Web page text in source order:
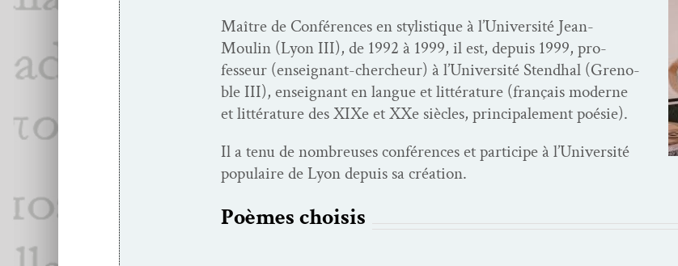
Maître de Con­férences en styl­is­tique à l’U­ni­ver­sité Jean-
Moulin (Lyon III), de 1992 à 1999, il est, depuis 1999, pro­
fesseur (enseignant-chercheur) à l’U­ni­ver­sité Stend­hal (Greno­
ble III), enseignant en langue et lit­téra­ture (français mod­erne
et lit­téra­ture des XIXe et XXe siè­cles, prin­ci­pale­ment poésie).
Il a tenu de nom­breuses con­férences et par­ticipe à l’U­ni­ver­sité
pop­u­laire de Lyon depuis sa création.
Poèmes choi­sis